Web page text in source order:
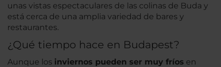
unas vistas espectaculares de las colinas de Buda y
está cerca de una amplia variedad de bares y
restaurantes.
¿Qué tiempo hace en Budapest?
Aunque los inviernos pueden ser muy fríos en